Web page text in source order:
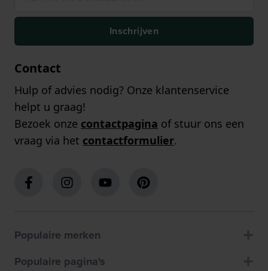
Inschrijven
Contact
Hulp of advies nodig? Onze klantenservice
helpt u graag!
Bezoek onze contactpagina of stuur ons een
vraag via het contactformulier.
Populaire merken
Populaire pagina's